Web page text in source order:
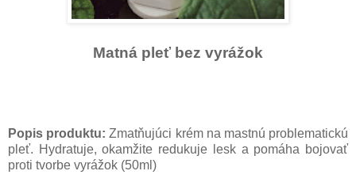
Matná pleť bez vyrážok
Popis produktu: Zmatňujúci krém na mastnú problematickú
pleť. Hydratuje, okamžite redukuje lesk a pomáha bojovať
proti tvorbe vyrážok (50ml)